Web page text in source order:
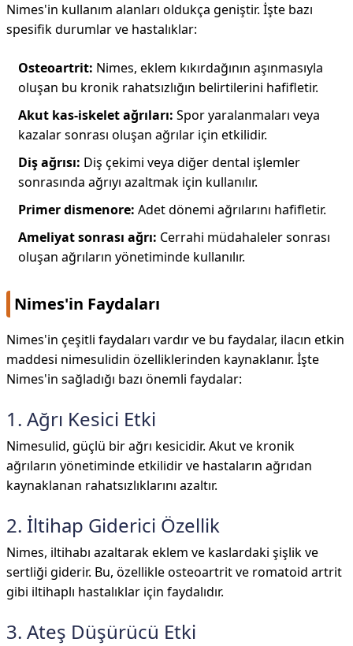
Nimes'in kullanım alanları oldukça geniştir. İşte bazı
spesifik durumlar ve hastalıklar:
Osteoartrit: Nimes, eklem kıkırdağının aşınmasıyla
oluşan bu kronik rahatsızlığın belirtilerini hafifletir.
Akut kas-iskelet ağrıları: Spor yaralanmaları veya
kazalar sonrası oluşan ağrılar için etkilidir.
Diş ağrısı: Diş çekimi veya diğer dental işlemler
sonrasında ağrıyı azaltmak için kullanılır.
Primer dismenore: Adet dönemi ağrılarını hafifletir.
Ameliyat sonrası ağrı: Cerrahi müdahaleler sonrası
oluşan ağrıların yönetiminde kullanılır.
Nimes'in Faydaları
Nimes'in çeşitli faydaları vardır ve bu faydalar, ilacın etkin
maddesi nimesulidin özelliklerinden kaynaklanır. İşte
Nimes'in sağladığı bazı önemli faydalar:
1. Ağrı Kesici Etki
Nimesulid, güçlü bir ağrı kesicidir. Akut ve kronik
ağrıların yönetiminde etkilidir ve hastaların ağrıdan
kaynaklanan rahatsızlıklarını azaltır.
2. İltihap Giderici Özellik
Nimes, iltihabı azaltarak eklem ve kaslardaki şişlik ve
sertliği giderir. Bu, özellikle osteoartrit ve romatoid artrit
gibi iltihaplı hastalıklar için faydalıdır.
3. Ateş Düşürücü Etki